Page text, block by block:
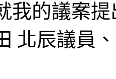
我的議案
北辰議員